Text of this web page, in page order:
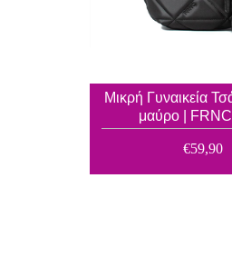
Μικρή Γυναικεία
μαύρο |
€59,90